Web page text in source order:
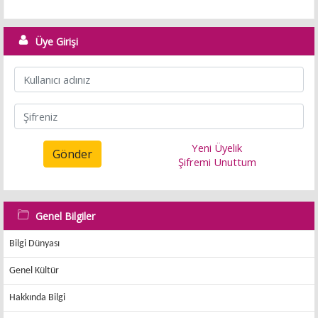
Üye Girişi
Gönder
Yeni Üyelik
Şifremi Unuttum
Genel Bilgiler
Bilgi Dünyası
Genel Kültür
Hakkında Bilgi